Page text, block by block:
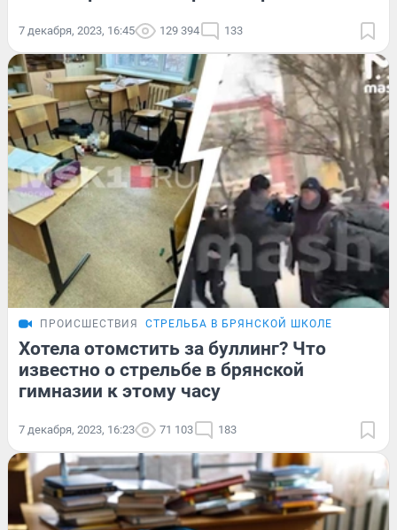
7 декабря, 2023, 16:45 129 394 133
ПРОИСШЕСТВИЯ СТРЕЛЬБА В БРЯНСКОЙ ШКОЛЕ
Хотела отомстить за буллинг? Что
известно о стрельбе в брянской
гимназии к этому часу
7 декабря, 2023, 16:23 71 103 183